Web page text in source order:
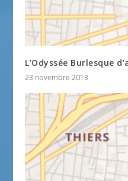
L’Odyssée Burlesque
23 novembre 2013